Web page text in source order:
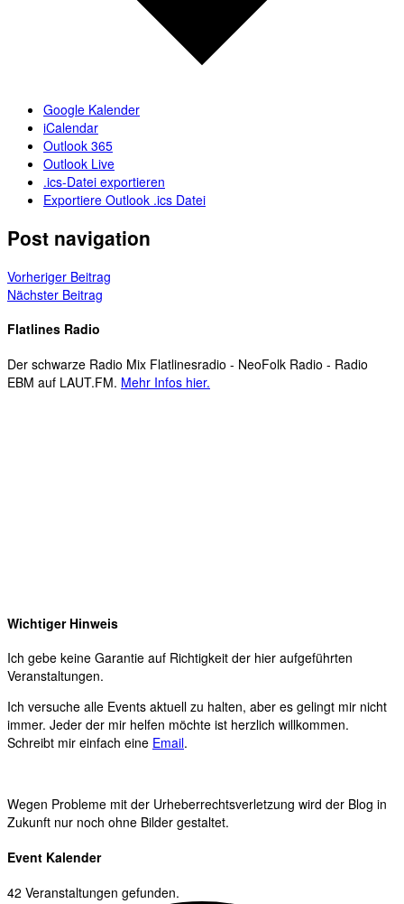
Google Kalender
iCalendar
Outlook 365
Outlook Live
.ics-Datei exportieren
Exportiere Outlook .ics Datei
Post navigation
Vorheriger Beitrag
Nächster Beitrag
Flatlines Radio
Der schwarze Radio Mix Flatlinesradio - NeoFolk Radio - Radio
EBM auf LAUT.FM. Mehr Infos hier.
Wichtiger Hinweis
Ich gebe keine Garantie auf Richtigkeit der hier aufgeführten
Veranstaltungen.
Ich versuche alle Events aktuell zu halten, aber es gelingt mir nicht
immer. Jeder der mir helfen möchte ist herzlich willkommen.
Schreibt mir einfach eine Email.
Wegen Probleme mit der Urheberrechtsverletzung wird der Blog in
Zukunft nur noch ohne Bilder gestaltet.
Event Kalender
42 Veranstaltungen gefunden.